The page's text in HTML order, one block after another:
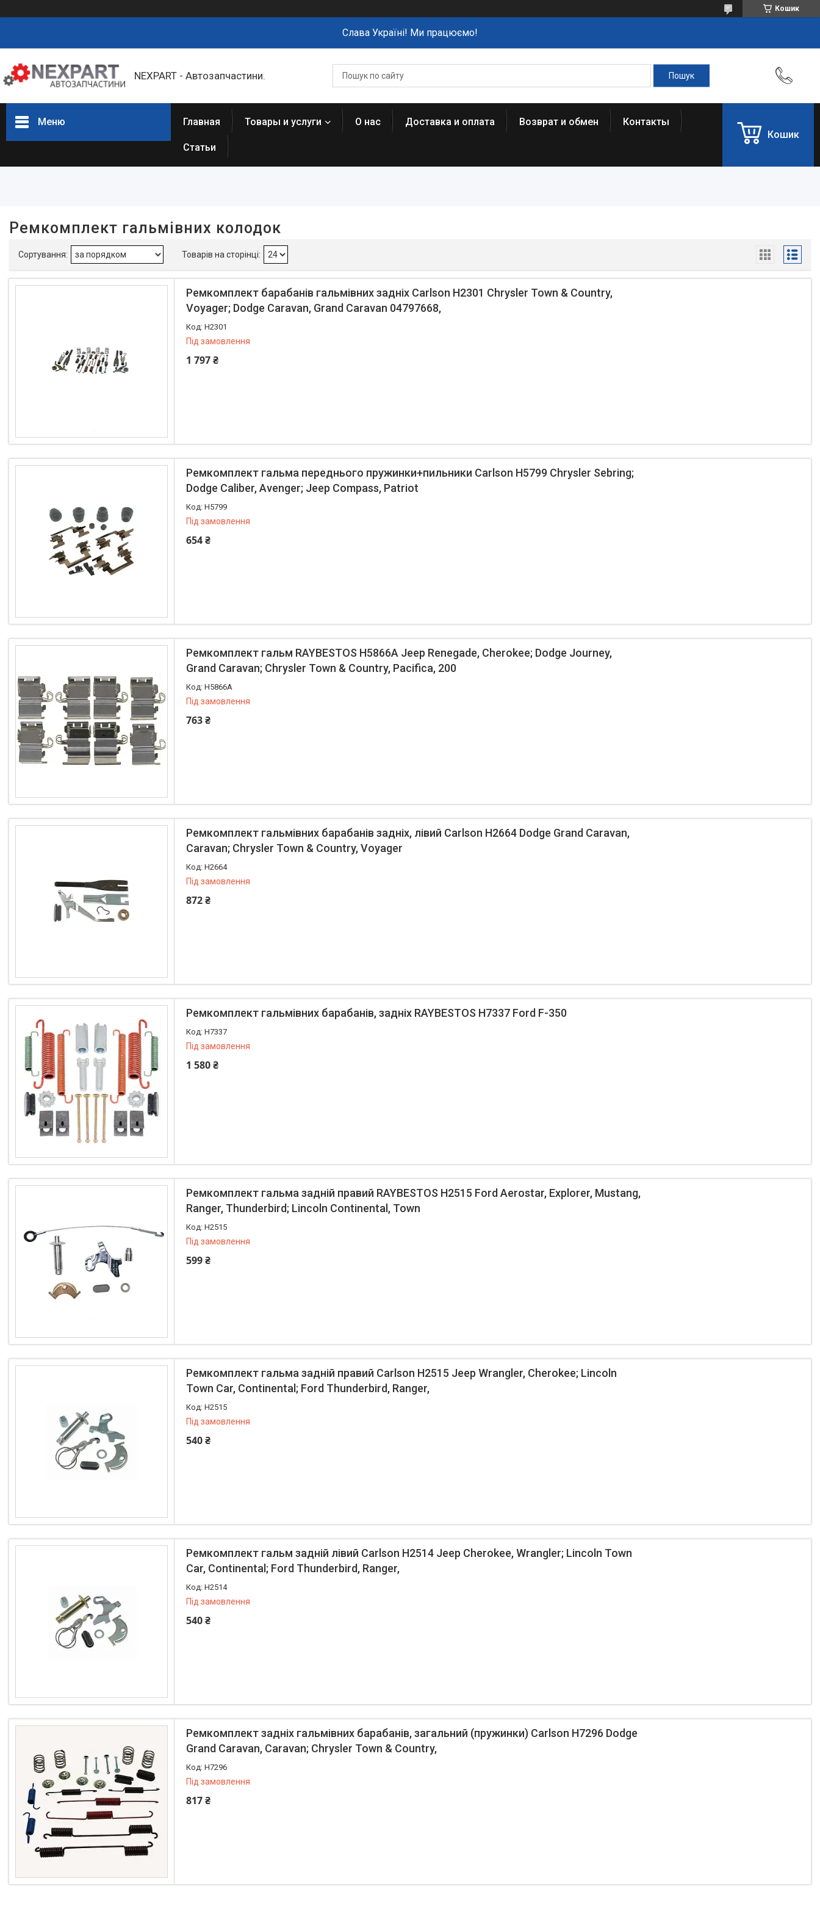
Кошик
Слава Україні! Ми працюємо!
NEXPART - Автозапчастини.
Меню
Товары и услуги
О нас
Главная Товары и услуги О нас Доставка и оплата Возврат и обмен Контакты
Статьи
Кошик
Ремкомплект гальмівних колодок
Ремкомплект барабанів гальмівних задніх Carlson H2301 Chrysler Town & Country,
Voyager; Dodge Caravan, Grand Caravan 04797668,
H2301
Під замовлення
1 797 ₴
Ремкомплект гальма переднього пружинки+пильники Carlson H5799 Chrysler Sebring;
Dodge Caliber, Avenger; Jeep Compass, Patriot
H5799
Під замовлення
654 ₴
Ремкомплект гальм RAYBESTOS H5866A Jeep Renegade, Cherokee; Dodge Journey,
Grand Caravan; Chrysler Town & Country, Pacifica, 200
H5866A
Під замовлення
763 ₴
Ремкомплект гальмівних барабанів задніх, лівий Carlson H2664 Dodge Grand Caravan,
Caravan; Chrysler Town & Country, Voyager
H2664
Під замовлення
872 ₴
Ремкомплект гальмівних барабанів, задніх RAYBESTOS H7337 Ford F-350
H7337
Під замовлення
1 580 ₴
Ремкомплект гальма задній правий RAYBESTOS H2515 Ford Aerostar, Explorer, Mustang,
Ranger, Thunderbird; Lincoln Continental, Town
H2515
Під замовлення
599 ₴
Ремкомплект гальма задній правий Carlson H2515 Jeep Wrangler, Cherokee; Lincoln
Town Car, Continental; Ford Thunderbird, Ranger,
H2515
Під замовлення
540 ₴
Ремкомплект гальм задній лівий Carlson H2514 Jeep Cherokee, Wrangler; Lincoln Town
Car, Continental; Ford Thunderbird, Ranger,
H2514
Під замовлення
540 ₴
Ремкомплект задніх гальмівних барабанів, загальний (пружинки) Carlson H7296 Dodge
Grand Caravan, Caravan; Chrysler Town & Country,
H7296
Під замовлення
817 ₴